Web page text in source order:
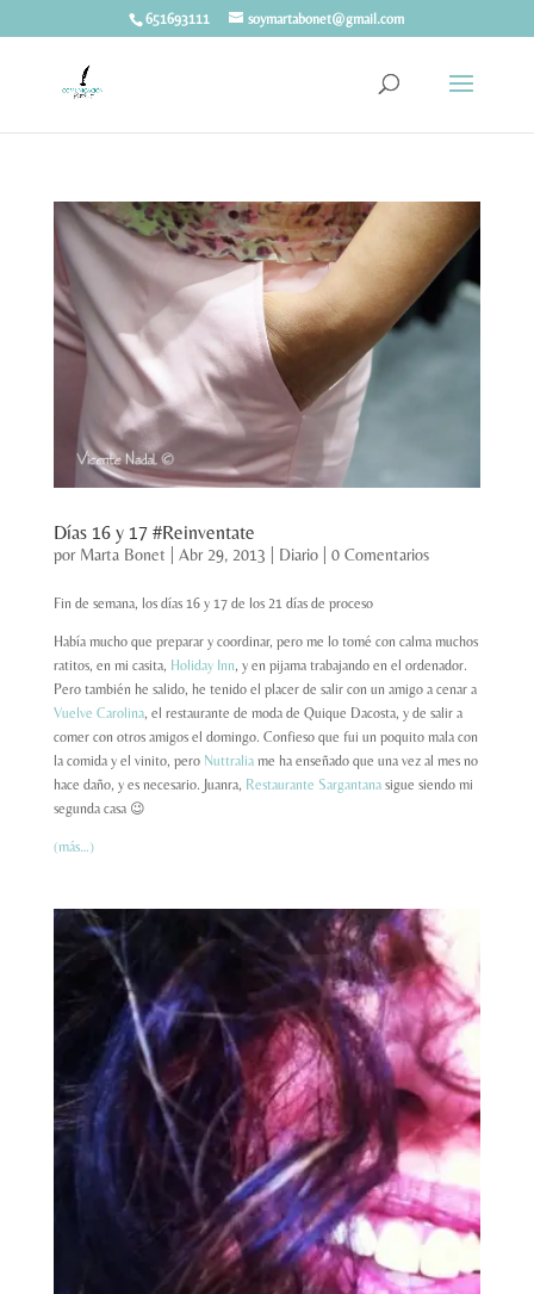
651693111 soymartabonet@gmail.com
Días 16 y 17 #Reinventate
por Marta Bonet Abr 29, 2013 Diario| 0 Comentarios
Fin de semana, los días 16 y 17 de los 21 días de proceso
Había mucho que preparar y coordinar, pero me lo tomé con calma muchos
ratitos, en mi casita, Holiday Inn, y en pijama trabajando en el ordenador.
Pero también he salido, he tenido el placer de salir con un amigo a cenar a
Vuelve Carolina, el restaurante de moda de Quique Dacosta, y de salir a
comer con otros amigos el domingo. Confieso que fui un poquito mala con
la comida y el vinito, pero Nuttraliame ha enseñado que una vez al mes no
hace daño, y es necesario. Juanra, Restaurante Sargantanasigue siendo mi
segunda casa 😉
(más…)